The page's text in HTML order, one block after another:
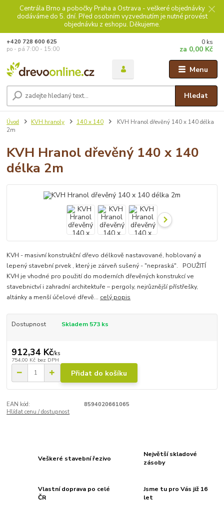
Centrála Brno a pobočky Praha a Ostrava - veškeré objednávky
dodáváme do 5. dní. Před osobním vyzvednutím je nutné provést
objednávku z eshopu. Děkujeme.
Menu
Hledat
+420 728 600 625
po - pá 7:00 - 15:00
0 ks
za 0,00 Kč
Úvod KVH hranoly 140 x 140
KVH Hranol dřevěný 140 x 140 délka
2m
KVH Hranol dřevěný 140 x 140
délka 2m
KVH - masivní konstrukční dřevo délkově nastavované, hoblovaný a
lepený stavební prvek , který je zárveň sušený - "nepraská". POUŽITÍ
KVH je vhodné pro použití do moderních dřevěných konstrukcí ve
stavebnictví i zahradní architektuře – pergoly, nejrůznější přístřešky,
altánky a menší účelové dřevě... celý popis
Dostupnost Skladem 573 ks
912,34 Kč/ks
754,00 Kč bez DPH
Přidat do košíku
EAN kód:
8594020661065
Hlídat cenu / dostupnost
Veškeré stavební řezivo
Největší skladové
zásoby
Vlastní doprava po celé
ČR
Jsme tu pro Vás již 16
let